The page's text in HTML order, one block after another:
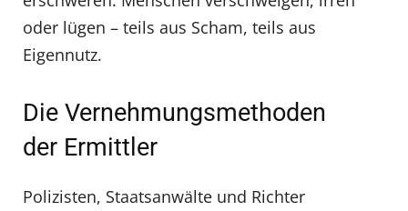
oder lügen – teils aus Scham, teils aus
Eigennutz.
Die Vernehmungsmethoden
der Ermittler
Polizisten, Staatsanwälte und Richter